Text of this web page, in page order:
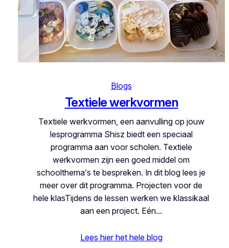
Blogs
Textiele werkvormen
Textiele werkvormen, een aanvulling op jouw
lesprogramma Shisz biedt een speciaal
programma aan voor scholen. Textiele
werkvormen zijn een goed middel om
schoolthema’s te bespreken. In dit blog lees je
meer over dit programma. Projecten voor de
hele klasTijdens de lessen werken we klassikaal
aan een project. Eén…
Lees hier het hele blog